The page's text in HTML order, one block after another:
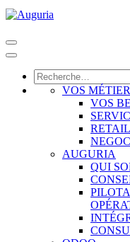
VOS
VOS
RETAIL
AUGURIA
QUI